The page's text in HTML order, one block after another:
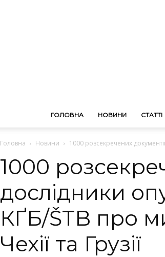
ГОЛОВНА НОВИНИ СТАТТІ
Головна Новини 1000 розсекречених
1000
дослідники
КҐБ/ŠTB про
Чехії та Грузії